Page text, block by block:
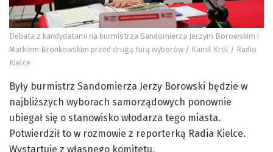
Debata z kandydatami na burmistrza Sandomierza Jerzym Borowskim i
Markiem Bronkowskim przed drugą turą wyborów / Kamil Król / Radio
Kielce
Były burmistrz Sandomierza Jerzy Borowski będzie w
najbliższych wyborach samorządowych ponownie
ubiegał się o stanowisko włodarza tego miasta.
Potwierdził to w rozmowie z reporterką Radia Kielce.
Wystartuje z własnego komitetu.